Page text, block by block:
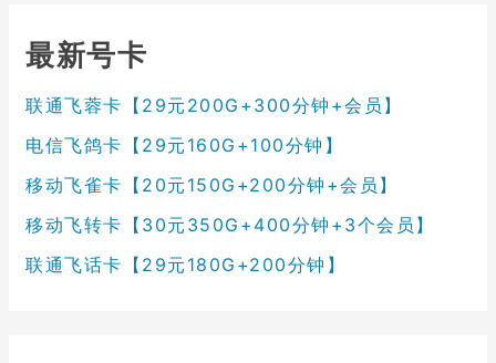
最新号卡
联通飞蓉卡【29元200G+300分钟+会员】
电信飞鸽卡【29元160G+100分钟】
移动飞雀卡【20元150G+200分钟+会员】
移动飞转卡【30元350G+400分钟+3个会员】
联通飞话卡【29元180G+200分钟】